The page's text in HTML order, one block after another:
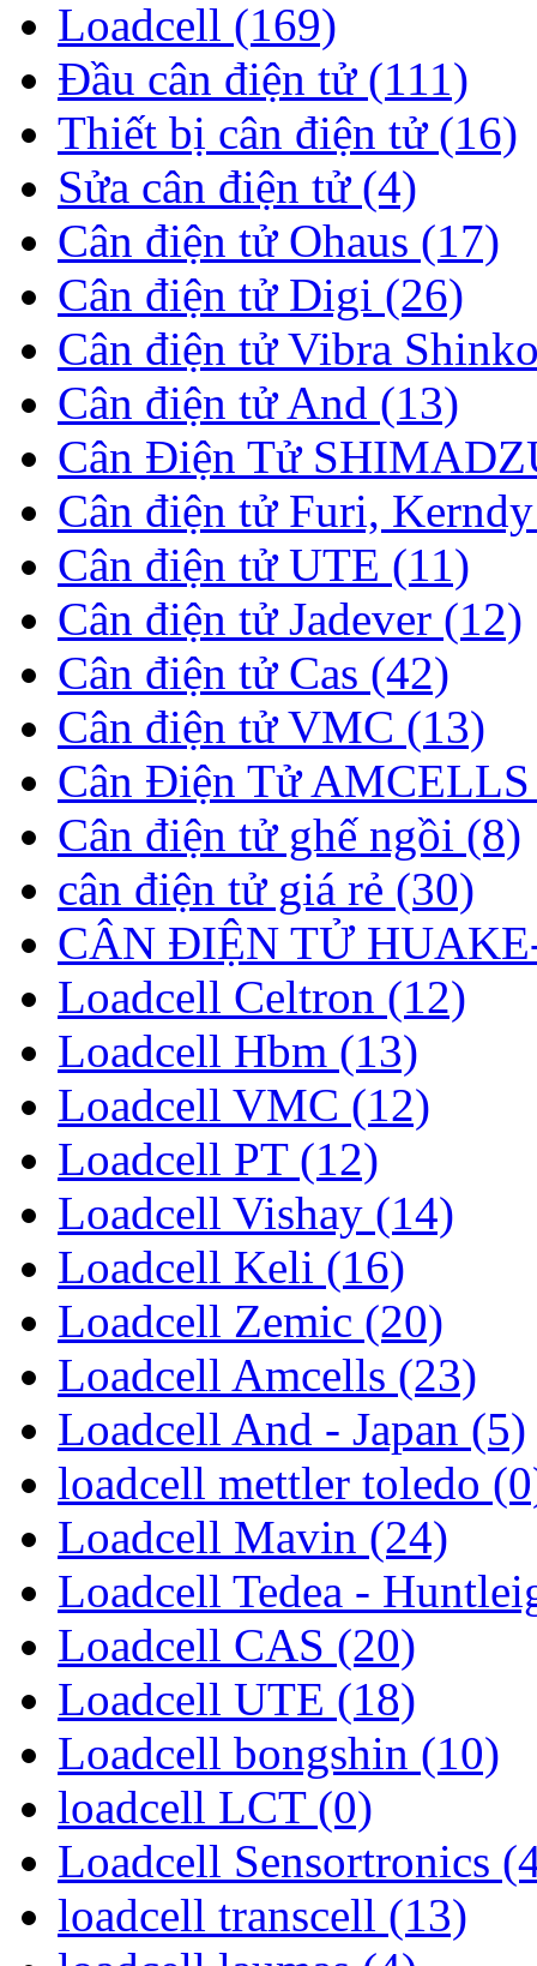
Loadcell (169)
Đầu cân điện tử (111)
Thiết bị cân điện tử (16)
Sửa cân điện tử (4)
Cân điện tử Ohaus (17)
Cân điện tử Digi (26)
Cân điện tử Vibra
Cân điện tử And (13)
Cân Điện Tử
Cân điện tử Furi,
Cân điện tử UTE (11)
Cân điện tử Jadever (12)
Cân điện tử Cas (42)
Cân điện tử VMC (13)
Cân Điện Tử
Cân điện tử ghế ngồi (8)
cân điện tử giá rẻ (30)
CÂN ĐIỆN TỬ
Loadcell Celtron (12)
Loadcell Hbm (13)
Loadcell VMC (12)
Loadcell PT (12)
Loadcell Vishay (14)
Loadcell Keli (16)
Loadcell Zemic (20)
Loadcell Amcells (23)
Loadcell And - Japan (5)
loadcell mettler toledo
Loadcell Mavin (24)
Loadcell Tedea -
Loadcell CAS (20)
Loadcell UTE (18)
Loadcell bongshin (10)
loadcell LCT (0)
Loadcell Sensortronics
loadcell transcell (13)